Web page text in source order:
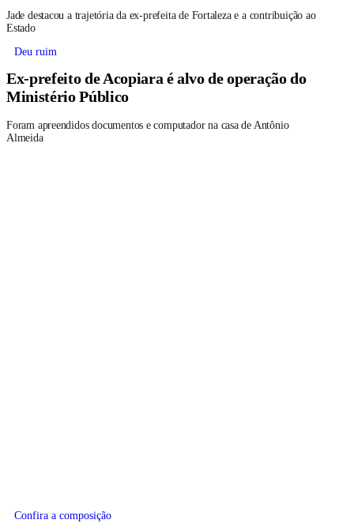
Jade destacou a trajetória da ex-prefeita de Fortaleza e a contribuição ao
Estado
Deu ruim
Ex-prefeito de Acopiara é alvo de operação do
Ministério Público
Foram apreendidos documentos e computador na casa de Antônio
Almeida
Confira a composição